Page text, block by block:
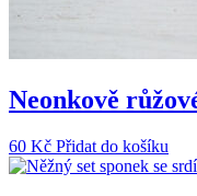
Neonkově
60 Kč Přidat do košíku